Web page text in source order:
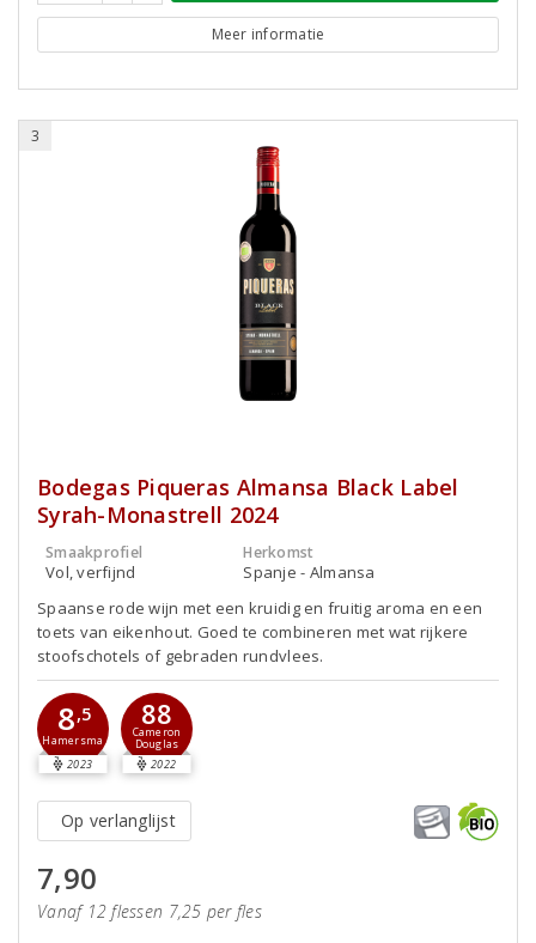
Meer informatie
3
Bodegas Piqueras Almansa Black Label
Syrah-Monastrell 2024
Smaakprofiel
Vol, verfijnd
Herkomst
Spanje - Almansa
Spaanse rode wijn met een kruidig en fruitig aroma en een
toets van eikenhout. Goed te combineren met wat rijkere
stoofschotels of gebraden rundvlees.
8,5
Hamersma
2023
88
Cameron
Douglas
2022
Op verlanglijst
7,90
Vanaf 12 flessen 7,25 per fles